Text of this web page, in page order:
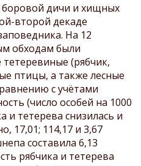
дичи и хищных
второй декаде
На 12
обходам были
(рябчик,
птицы, а также лесные
с учётами
(число особей на 1000
и тетерева снизилась и
17,01; 114,17 и 3,67
составила 6,13
рябчика и тетерева